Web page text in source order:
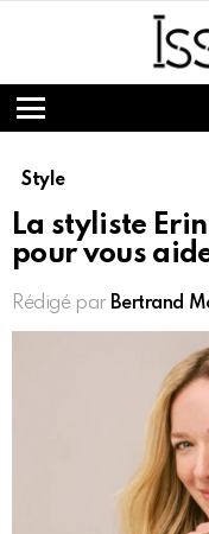
Menu
Style
La styliste
pour vous
Rédigé par Bertrand